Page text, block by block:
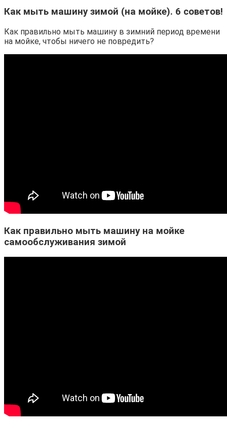
Как мыть машину зимой (на мойке). 6 советов!
Как правильно мыть машину в зимний период времени
на мойке, чтобы ничего не повредить?
Как правильно мыть машину на мойке
самообслуживания зимой